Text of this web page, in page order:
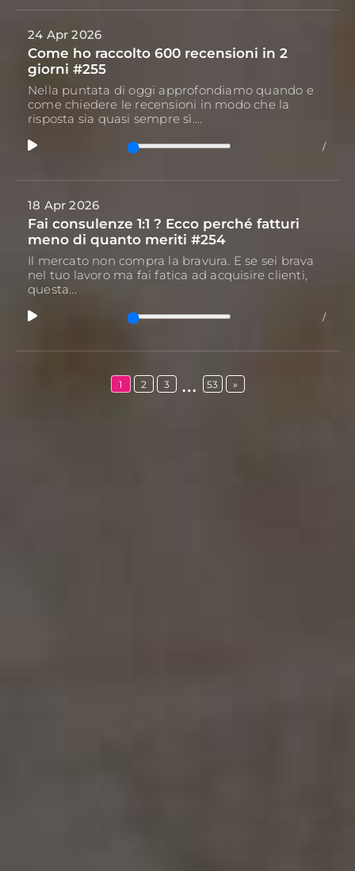
24 Apr 2026
Come ho raccolto 600 recensioni in 2
giorni #255
Nella puntata di oggi approfondiamo quando e
come chiedere le recensioni in modo che la
risposta sia quasi sempre sì....
/
18 Apr 2026
Fai consulenze 1:1 ? Ecco perché fatturi
meno di quanto meriti #254
Il mercato non compra la bravura. E se sei brava
nel tuo lavoro ma fai fatica ad acquisire clienti,
questa...
/
1 2 3 … 53 »